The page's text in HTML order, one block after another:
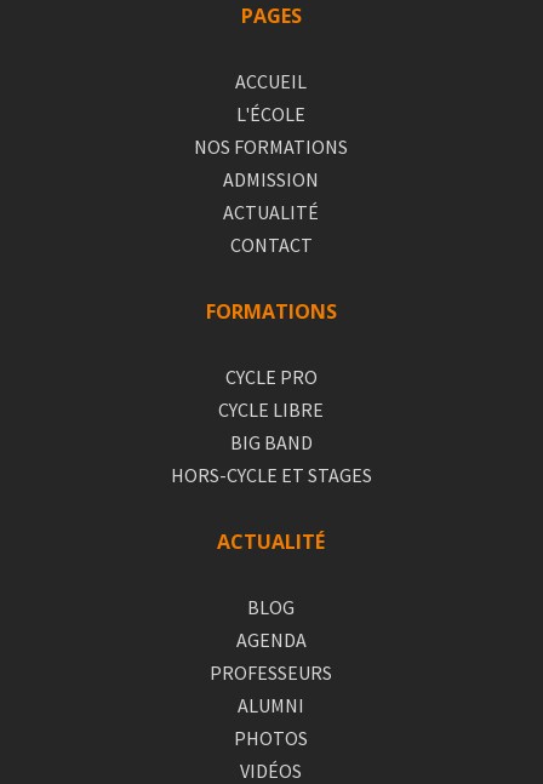
PAGES
ACCUEIL
L'ÉCOLE
NOS FORMATIONS
ADMISSION
ACTUALITÉ
CONTACT
FORMATIONS
CYCLE PRO
CYCLE LIBRE
BIG BAND
HORS-CYCLE ET STAGES
ACTUALITÉ
BLOG
AGENDA
PROFESSEURS
ALUMNI
PHOTOS
VIDÉOS